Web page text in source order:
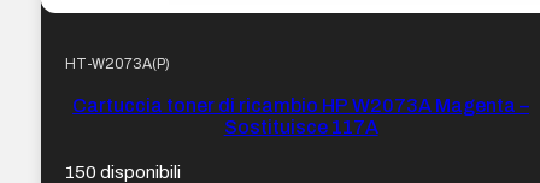
HT-W2073A(P)
Cartuccia toner di ricambio HP W2073A Magenta –
Sostituisce 117A
150 disponibili